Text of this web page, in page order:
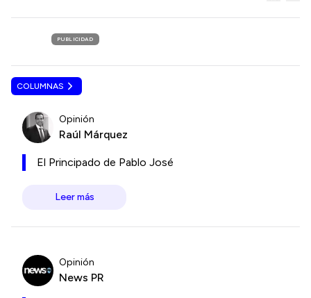
PUBLICIDAD
COLUMNAS
Opinión
Raúl Márquez
El Principado de Pablo José
Leer más
Opinión
News PR